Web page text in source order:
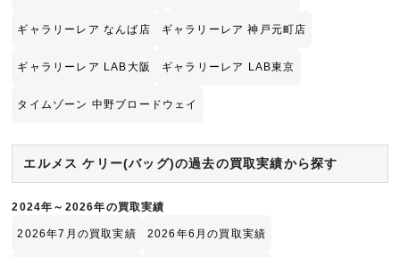
ギャラリーレア なんば店 ギャラリーレア 神戸元町店
ギャラリーレア LAB大阪 ギャラリーレア LAB東京
タイムゾーン 中野ブロードウェイ
エルメス ケリー(バッグ)の過去の買取実績から探す
2024年～2026年の買取実績
2026年7月の買取実績 2026年6月の買取実績